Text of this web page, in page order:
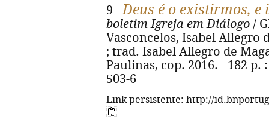
9 -Deus é o existirmos, e
boletim Igreja em Diálogo /
Vasconcelos, Isabel Allegro
; trad. Isabel Allegro de
Paulinas, cop. 2016. - 182 p.
503-6
Link persistente: http://